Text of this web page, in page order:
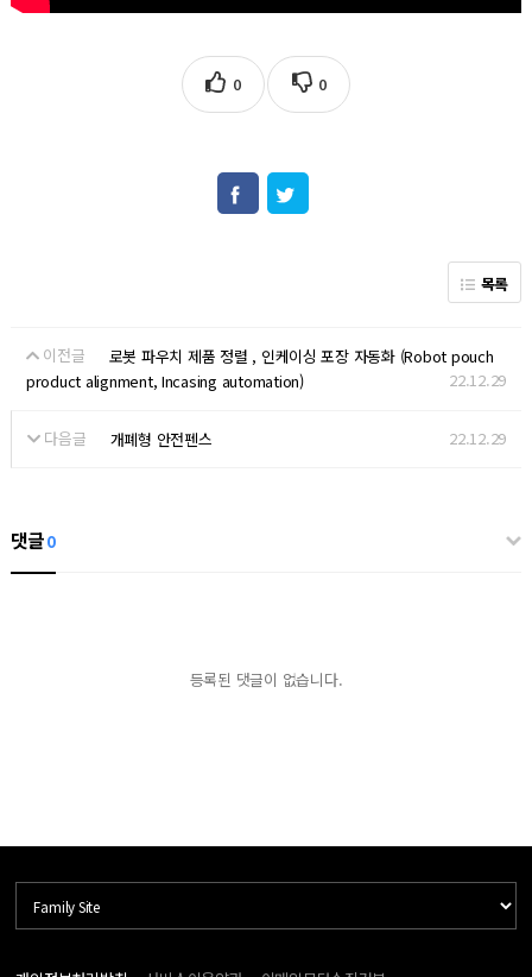
0 0
목록
이전글
로봇 파우치 제품 정렬 , 인케이싱 포장 자동화 (Robot pouch
product alignment, Incasing automation)
22.12.29
다음글 개폐형 안전펜스 22.12.29
댓글0
등록된 댓글이 없습니다.